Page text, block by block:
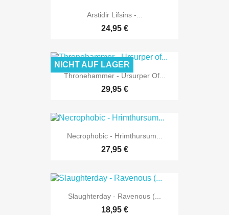
Arstidir Lifsins -...
24,95 €
Thronehammer - Ursurper Of...
29,95 €
NICHT AUF LAGER
Necrophobic - Hrimthursum...
27,95 €
Slaughterday - Ravenous (...
18,95 €